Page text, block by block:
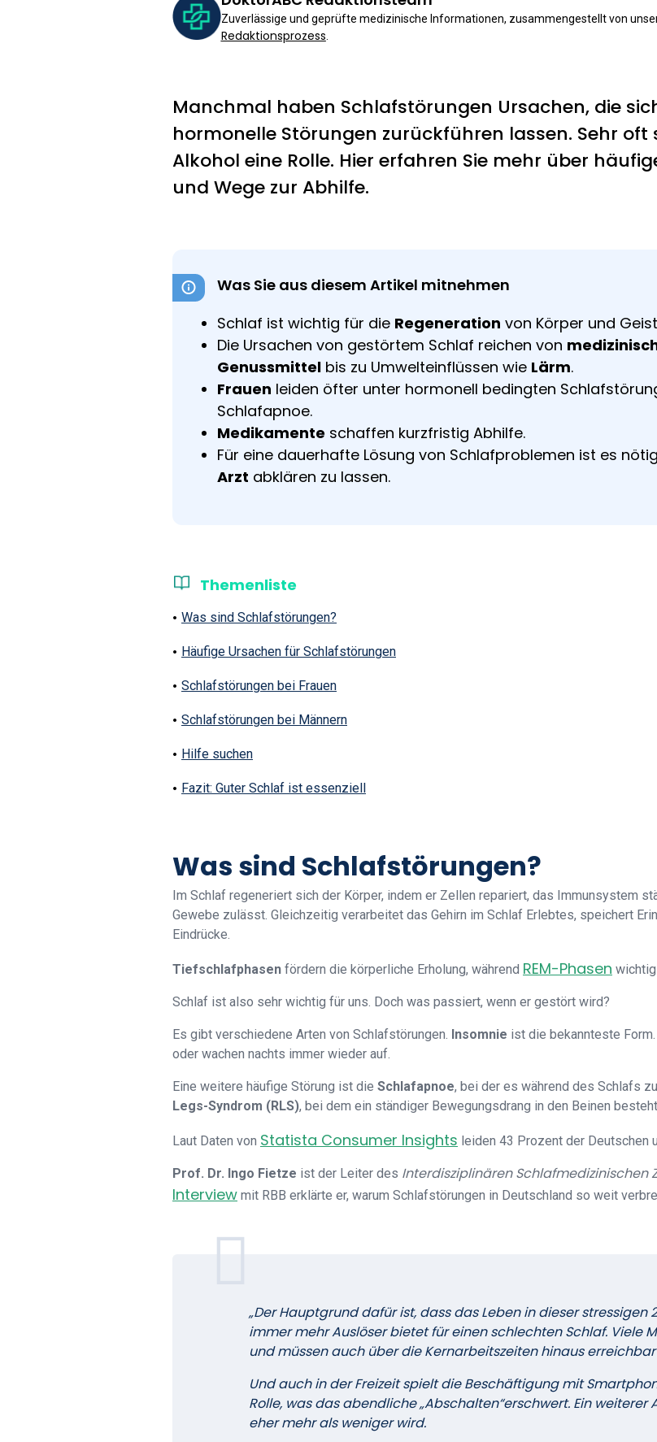
Zuverlässige und geprüfte medizinische Informationen, zusammengestellt von
Redaktionsprozess
Manchmal haben Schlafstörungen Ursachen, die
hormonelle Störungen zurückführen lassen. Sehr oft
Alkohol eine Rolle. Hier erfahren Sie mehr über
und Wege zur Abhilfe.
Was Sie aus diesem Artikel mitnehmen
Schlaf ist wichtig für die Regeneration von Körper und
Die Ursachen von gestörtem Schlaf reichen von
Genussmittel bis zu Umwelteinflüssen wie Lärm.
Frauen leiden öfter unter hormonell bedingten
Schlafapnoe.
Medikamente schaffen kurzfristig Abhilfe.
Für eine dauerhafte Lösung von Schlafproblemen ist es
Arzt abklären zu lassen.
Themenliste
Was sind Schlafstörungen?
Häufige Ursachen für Schlafstörungen
Schlafstörungen bei Frauen
Schlafstörungen bei Männern
Hilfe suchen
Fazit: Guter Schlaf ist essenziell
Was sind Schlafstörungen?
Im Schlaf regeneriert sich der Körper, indem er Zellen repariert, das Immunsystem
Gewebe zulässt. Gleichzeitig verarbeitet das Gehirn im Schlaf Erlebtes, speichert
Eindrücke.
Tiefschlafphasen fördern die körperliche Erholung, während REM-Phasen
Schlaf ist also sehr wichtig für uns. Doch was passiert, wenn er gestört wird?
Es gibt verschiedene Arten von Schlafstörungen. Insomnie ist die bekannteste
oder wachen nachts immer wieder auf.
Eine weitere häufige Störung ist die Schlafapnoe, bei der es während des Schlafs
Legs-Syndrom (RLS), bei dem ein ständiger Bewegungsdrang in den Beinen
Laut Daten von Statista Consumer Insights leiden 43 Prozent der Deutschen
Prof. Dr. Ingo Fietze ist der Leiter des Interdisziplinären Schlafmedizinischen
Interview mit RBB erklärte er, warum Schlafstörungen in Deutschland so weit
„Der Hauptgrund dafür ist, dass das Leben in dieser stressigen
immer mehr Auslöser bietet für einen schlechten Schlaf. Viele
und müssen auch über die Kernarbeitszeiten hinaus erreichbar
Und auch in der Freizeit spielt die Beschäftigung mit
Rolle, was das abendliche „Abschalten“erschwert. Ein weiterer
eher mehr als weniger wird.